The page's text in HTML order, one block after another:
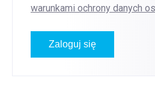
warunkami ochrony danych
Zaloguj się